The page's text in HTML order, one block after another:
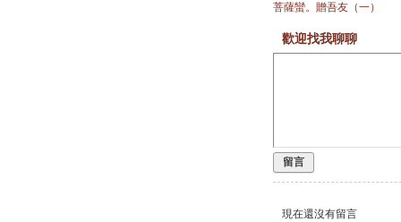
菩薩蠻。贈吾友（一）
歡迎找我聊聊
留言
現在還沒有留言